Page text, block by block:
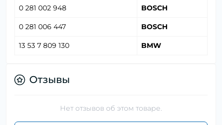
0 281 002 948 BOSCH
0 281 006 447 BOSCH
13 53 7 809 130 BMW
Отзывы
Нет отзывов об этом товаре.